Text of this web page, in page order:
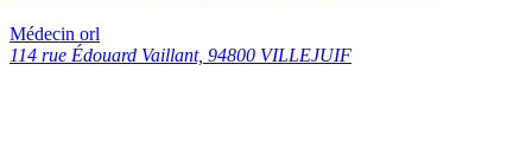
Médecin orl
114 rue Édouard Vaillant, 94800 VILLEJUIF